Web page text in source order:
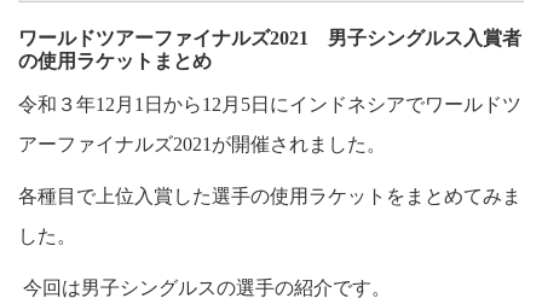
ワールドツアーファイナルズ2021 男子シングルス入賞者
の使用ラケットまとめ
令和３年12月1日から12月5日にインドネシアでワールドツ
アーファイナルズ2021が開催されました。
各種目で上位入賞した選手の使用ラケットをまとめてみま
した。
今回は男子シングルスの選手の紹介です。